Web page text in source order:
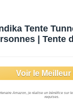
Tente
| Tente
de
5000 mm